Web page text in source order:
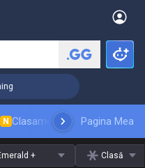
N Clasament skinuriPagina Mea
+ Clasă